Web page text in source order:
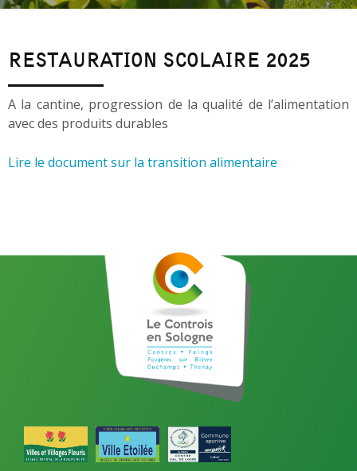
RESTAURATION SCOLAIRE 2025
A la cantine, progression de la qualité de l’alimentation
avec des produits durables
Lire le document sur la transition alimentaire